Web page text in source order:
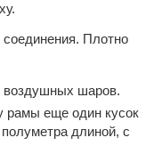
Плотно
воздушных шаров.
рамы еще один кусок
длиной, с